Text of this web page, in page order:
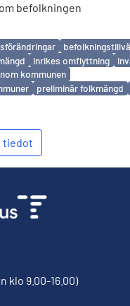
befolkningen
inrikes omflyttning
kommunen
preliminär folkmängd
tiedot
klo 9.00-16.00)